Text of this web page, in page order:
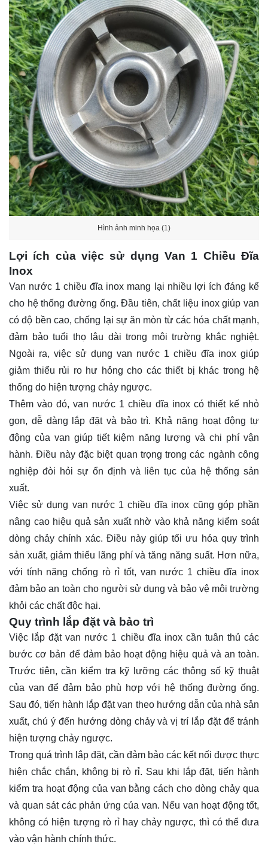
Hình ảnh minh họa (1)
Lợi ích của việc sử dụng Van 1 Chiều Đĩa
Inox
Van nước 1 chiều đĩa inox mang lại nhiều lợi ích đáng kể
cho hệ thống đường ống. Đầu tiên, chất liệu inox giúp van
có độ bền cao, chống lại sự ăn mòn từ các hóa chất mạnh,
đảm bảo tuổi thọ lâu dài trong môi trường khắc nghiệt.
Ngoài ra, việc sử dụng van nước 1 chiều đĩa inox giúp
giảm thiểu rủi ro hư hỏng cho các thiết bị khác trong hệ
thống do hiện tượng chảy ngược.
Thêm vào đó, van nước 1 chiều đĩa inox có thiết kế nhỏ
gọn, dễ dàng lắp đặt và bảo trì. Khả năng hoạt động tự
động của van giúp tiết kiệm năng lượng và chi phí vận
hành. Điều này đặc biệt quan trọng trong các ngành công
nghiệp đòi hỏi sự ổn định và liên tục của hệ thống sản
xuất.
Việc sử dụng van nước 1 chiều đĩa inox cũng góp phần
nâng cao hiệu quả sản xuất nhờ vào khả năng kiểm soát
dòng chảy chính xác. Điều này giúp tối ưu hóa quy trình
sản xuất, giảm thiểu lãng phí và tăng năng suất. Hơn nữa,
với tính năng chống rò rỉ tốt, van nước 1 chiều đĩa inox
đảm bảo an toàn cho người sử dụng và bảo vệ môi trường
khỏi các chất độc hại.
Quy trình lắp đặt và bảo trì
Việc lắp đặt van nước 1 chiều đĩa inox cần tuân thủ các
bước cơ bản để đảm bảo hoạt động hiệu quả và an toàn.
Trước tiên, cần kiểm tra kỹ lưỡng các thông số kỹ thuật
của van để đảm bảo phù hợp với hệ thống đường ống.
Sau đó, tiến hành lắp đặt van theo hướng dẫn của nhà sản
xuất, chú ý đến hướng dòng chảy và vị trí lắp đặt để tránh
hiện tượng chảy ngược.
Trong quá trình lắp đặt, cần đảm bảo các kết nối được thực
hiện chắc chắn, không bị rò rỉ. Sau khi lắp đặt, tiến hành
kiểm tra hoạt động của van bằng cách cho dòng chảy qua
và quan sát các phản ứng của van. Nếu van hoạt động tốt,
không có hiện tượng rò rỉ hay chảy ngược, thì có thể đưa
vào vận hành chính thức.